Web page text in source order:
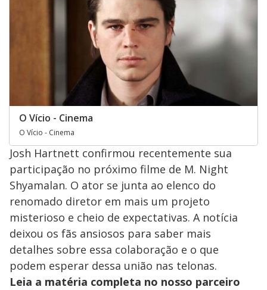
O Vício - Cinema
O Vício - Cinema
Josh Hartnett confirmou recentemente sua
participação no próximo filme de M. Night
Shyamalan. O ator se junta ao elenco do
renomado diretor em mais um projeto
misterioso e cheio de expectativas. A notícia
deixou os fãs ansiosos para saber mais
detalhes sobre essa colaboração e o que
podem esperar dessa união nas telonas.
Leia a matéria completa no nosso parceiro